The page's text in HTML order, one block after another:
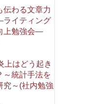
伝わる文章力
イティング
上勉強会―
上はどう起き
～統計手法を
究～(社内勉強